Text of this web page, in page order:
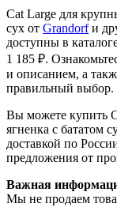
Cat Large для
сух от Grandorfи
доступны в
1 185 ₽.
и описанием, а
правильный выбор.
Вы можете купить
ягненка с бататом
доставкой по
предложения от
Важная
Мы не продаем